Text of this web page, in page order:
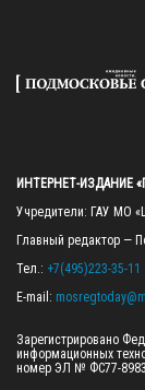
ИНТЕРНЕТ-ИЗДАНИЕ
Учредители: ГАУ МО
Главный редактор —
Тел.: +7(495)223-35-11
E-mail:
Зарегистрировано
информационных
номер ЭЛ № ФС77-